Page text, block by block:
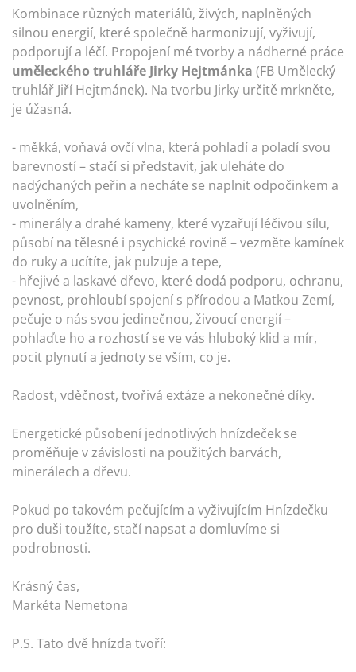
Kombinace různých materiálů, živých, naplněných
silnou energií, které společně harmonizují, vyživují,
podporují a léčí. Propojení mé tvorby a nádherné práce
uměleckého truhláře Jirky Hejtmánka (FB Umělecký
truhlář Jiří Hejtmánek). Na tvorbu Jirky určitě mrkněte,
je úžasná.
- měkká, voňavá ovčí vlna, která pohladí a poladí svou
barevností – stačí si představit, jak uleháte do
nadýchaných peřin a necháte se naplnit odpočinkem a
uvolněním,
- minerály a drahé kameny, které vyzařují léčivou sílu,
působí na tělesné i psychické rovině – vezměte kamínek
do ruky a ucítíte, jak pulzuje a tepe,
- hřejivé a laskavé dřevo, které dodá podporu, ochranu,
pevnost, prohloubí spojení s přírodou a Matkou Zemí,
pečuje o nás svou jedinečnou, živoucí energií –
pohlaďte ho a rozhostí se ve vás hluboký klid a mír,
pocit plynutí a jednoty se vším, co je.
Radost, vděčnost, tvořivá extáze a nekonečné díky.
Energetické působení jednotlivých hnízdeček se
proměňuje v závislosti na použitých barvách,
minerálech a dřevu.
Pokud po takovém pečujícím a vyživujícím Hnízdečku
pro duši toužíte, stačí napsat a domluvíme si
podrobnosti.
Krásný čas,
Markéta Nemetona
P.S. Tato dvě hnízda tvoří: